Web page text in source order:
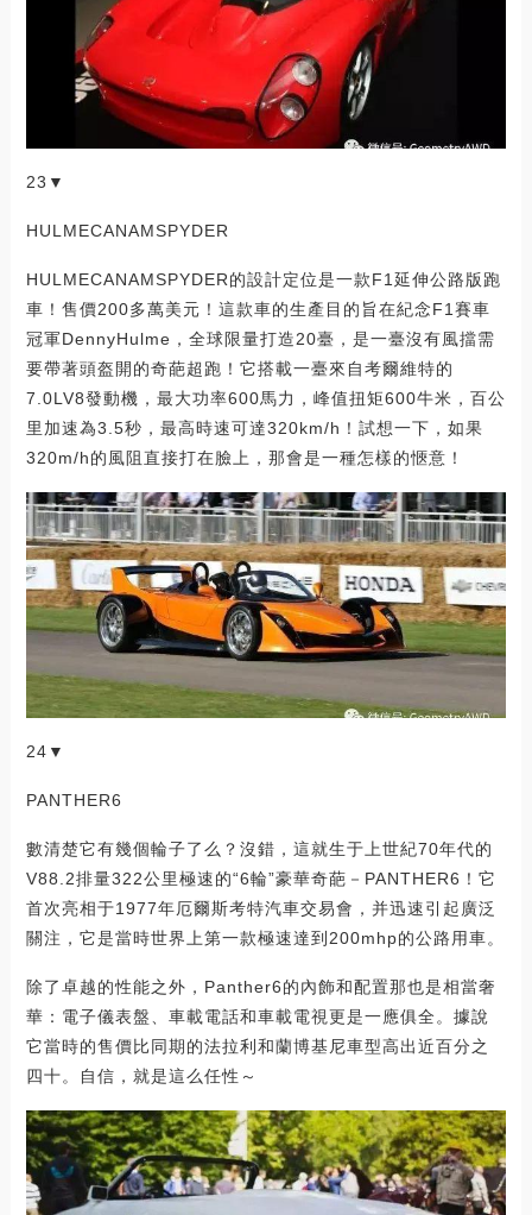
23▼
HULMECANAMSPYDER
HULMECANAMSPYDER的設計定位是一款F1延伸公路版跑
車！售價200多萬美元！這款車的生產目的旨在紀念F1賽車
冠軍DennyHulme，全球限量打造20臺，是一臺沒有風擋需
要帶著頭盔開的奇葩超跑！它搭載一臺來自考爾維特的
7.0LV8發動機，最大功率600馬力，峰值扭矩600牛米，百公
里加速為3.5秒，最高時速可達320km/h！試想一下，如果
320m/h的風阻直接打在臉上，那會是一種怎樣的愜意！
24▼
PANTHER6
數清楚它有幾個輪子了么？沒錯，這就生于上世紀70年代的
V88.2排量322公里極速的“6輪”豪華奇葩－PANTHER6！它
首次亮相于1977年厄爾斯考特汽車交易會，并迅速引起廣泛
關注，它是當時世界上第一款極速達到200mhp的公路用車。
除了卓越的性能之外，Panther6的內飾和配置那也是相當奢
華：電子儀表盤、車載電話和車載電視更是一應俱全。據說
它當時的售價比同期的法拉利和蘭博基尼車型高出近百分之
四十。自信，就是這么任性～